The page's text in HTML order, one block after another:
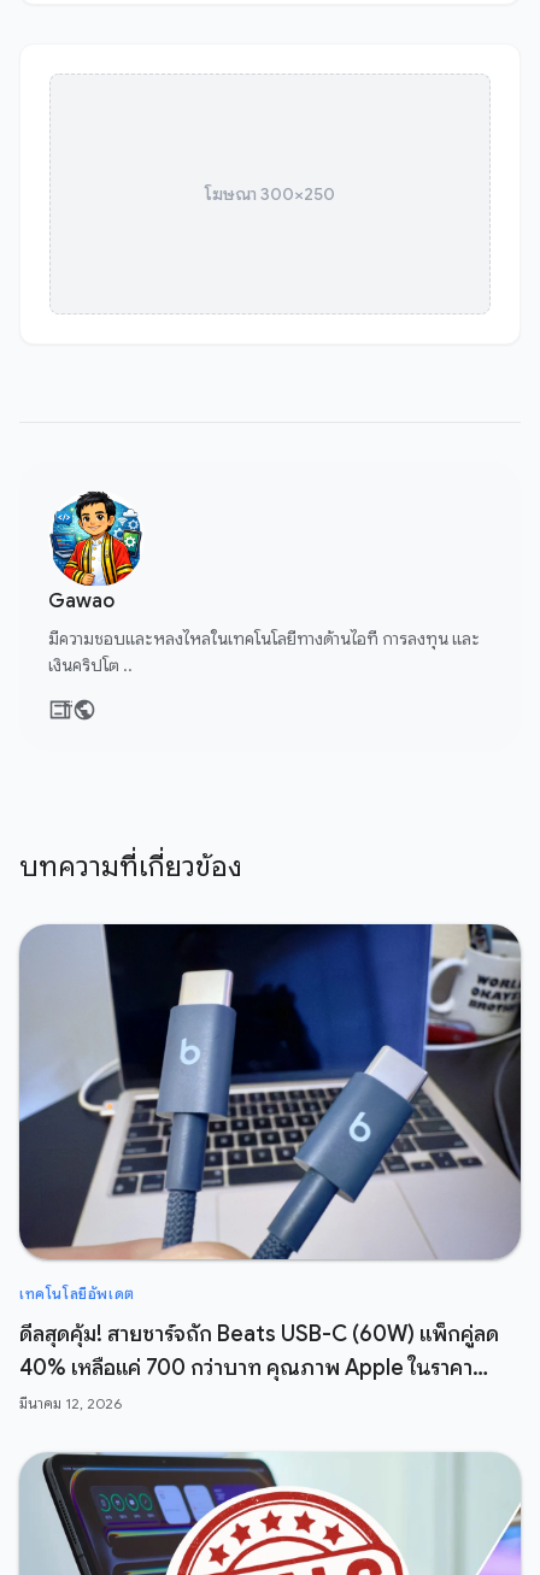
โฆษณา 300×250
Gawao
มีความชอบและหลงไหลในเทคโนโลยีทางด้านไอที การลงทุน และ
เงินคริปโต ..
บทความที่เกี่ยวข้อง
เทคโนโลยีอัพเดต
ดีลสุดคุ้ม! สายชาร์จถัก Beats USB-C (60W) แพ็กคู่ลด
40% เหลือแค่ 700 กว่าบาท คุณภาพ Apple ในราคา
สบายกระเป๋า
มีนาคม 12, 2026